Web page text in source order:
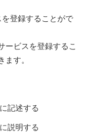
登録することがで
ービスを登録するこ
ます。
記述する
説明する